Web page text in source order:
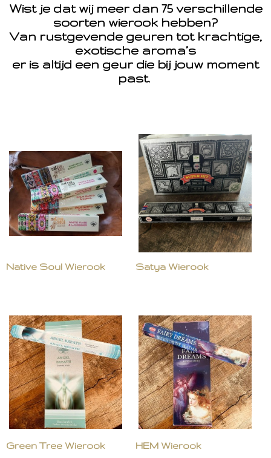
Wist je dat wij meer dan 75 verschillende
soorten wierook hebben?
Van rustgevende geuren tot krachtige,
exotische aroma’s
er is altijd een geur die bij jouw moment
past.
Native Soul Wierook Satya Wierook
Green Tree Wierook HEM Wierook